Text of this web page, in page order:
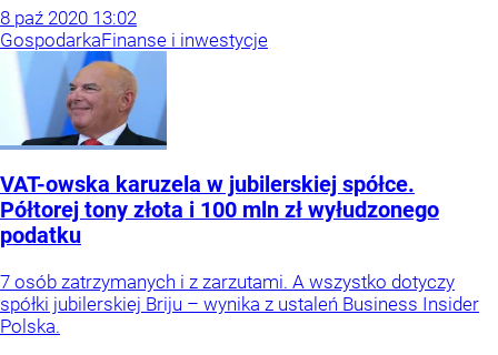
8 paź 2020 13:02
GospodarkaFinanse i inwestycje
VAT-owska karuzela w jubilerskiej spółce.
Półtorej tony złota i 100 mln zł wyłudzonego
podatku
7 osób zatrzymanych i z zarzutami. A wszystko dotyczy
spółki jubilerskiej Briju – wynika z ustaleń Business Insider
Polska.